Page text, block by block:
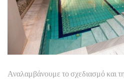
Αναλαμβάνουμε το σχεδιασμό και